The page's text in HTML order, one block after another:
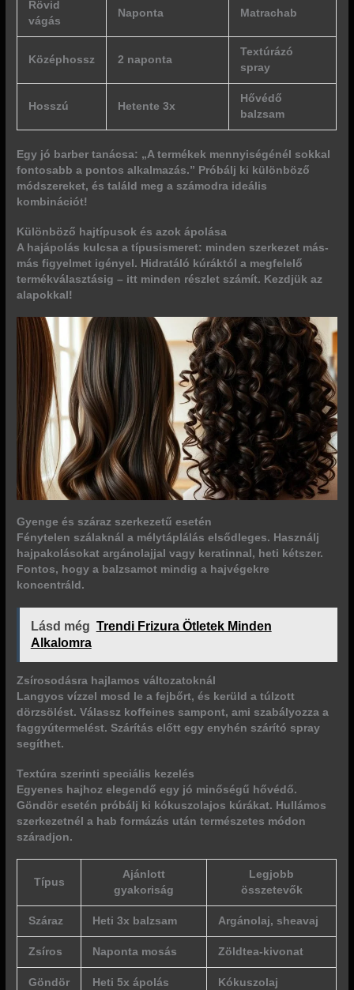
Rövid
vágás
Naponta Matrachab
Középhossz 2 naponta
Textúrázó
spray
Hosszú Hetente 3x
Hővédő
balzsam
Egy jó barber tanácsa: „A termékek mennyiségénél sokkal
fontosabb a pontos alkalmazás.” Próbálj ki különböző
módszereket, és találd meg a számodra ideális
kombinációt!
Különböző hajtípusok és azok ápolása
A hajápolás kulcsa a típusismeret: minden szerkezet más-
más figyelmet igényel. Hidratáló kúráktól a megfelelő
termékválasztásig – itt minden részlet számít. Kezdjük az
alapokkal!
Gyenge és száraz szerkezetű esetén
Fénytelen szálaknál a mélytáplálás elsődleges. Használj
hajpakolásokat argánolajjal vagy keratinnal, heti kétszer.
Fontos, hogy a balzsamot mindig a hajvégekre
koncentráld.
Lásd még Trendi Frizura Ötletek Minden
Alkalomra
Zsírosodásra hajlamos változatoknál
Langyos vízzel mosd le a fejbőrt, és kerüld a túlzott
dörzsölést. Válassz koffeines sampont, ami szabályozza a
faggyútermelést. Szárítás előtt egy enyhén szárító spray
segíthet.
Textúra szerinti speciális kezelés
Egyenes hajhoz elegendő egy jó minőségű hővédő.
Göndör esetén próbálj ki kókuszolajos kúrákat. Hullámos
szerkezetnél a hab formázás után természetes módon
száradjon.
Típus
Ajánlott
gyakoriság
Legjobb
összetevők
Száraz Heti 3x balzsam Argánolaj, sheavaj
Zsíros Naponta mosás Zöldtea-kivonat
Göndör Heti 5x ápolás Kókuszolaj